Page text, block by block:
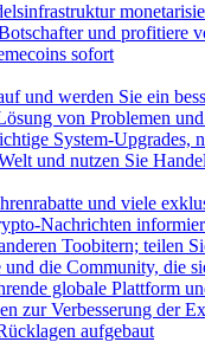
und profitiere
sofort
und werden Sie ein
von Problemen
System-Upgrades,
und nutzen Sie
und viele
Nachrichten
Toobitern; teilen
und die Community, die
globale Plattform
zur Verbesserung der
aufgebaut